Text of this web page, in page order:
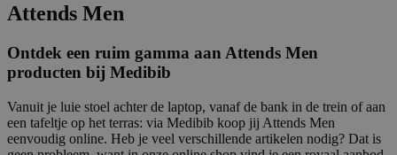
Attends Men
Ontdek een ruim gamma aan Attends Men
producten bij Medibib
Vanuit je luie stoel achter de laptop, vanaf de bank in de trein of aan
een tafeltje op het terras: via Medibib koop jij Attends Men
eenvoudig online. Heb je veel verschillende artikelen nodig? Dat is